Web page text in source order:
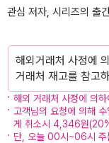
관심 저자, 시리즈의 출
해외거래처 사정에
거래처 재고를 참고
해외 거래처 사정에 의
고객님의 요청에 의해
게 취소시 4,346원
단, 오늘 00시~06시 주